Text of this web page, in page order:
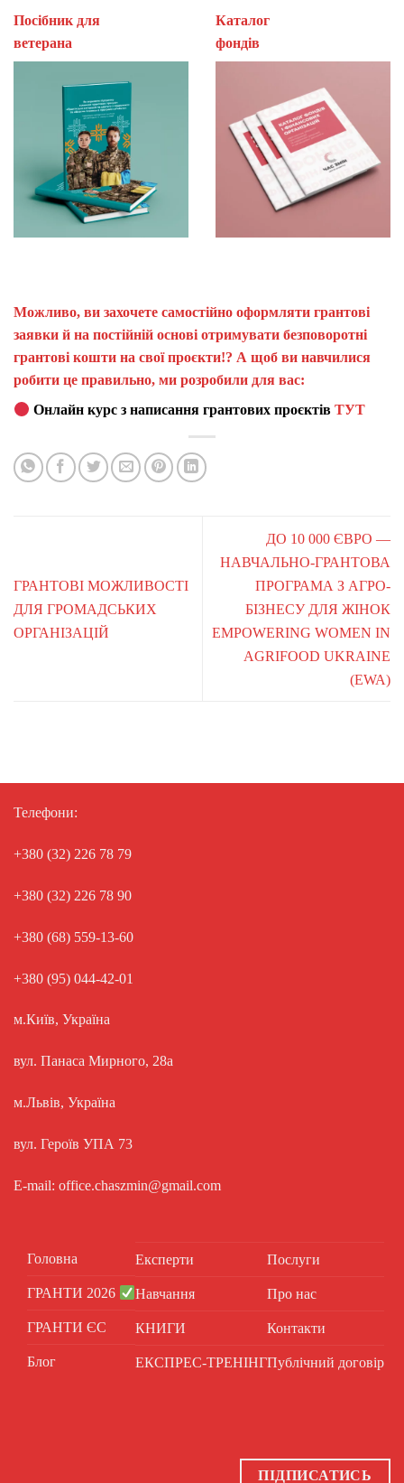
Посібник для
ветерана
Каталог
Можливо, ви захочете самостійно оформляти грантові
заявки й на постійній основі отримувати безповоротні
грантові кошти на свої проєкти!? А щоб ви навчилися
робити це правильно, ми розробили для вас:
Онлайн курс з написання грантових проєктівТУТ
ГРАНТОВІ МОЖЛИВОСТІ
ДЛЯ ГРОМАДСЬКИХ
ОРГАНІЗАЦІЙ
ДО 10 000 ЄВРО —
НАВЧАЛЬНО-ГРАНТОВА
ПРОГРАМА З АГРО-
БІЗНЕСУ ДЛЯ ЖІНОК
EMPOWERING WOMEN IN
AGRIFOOD UKRAINE
(EWA)
Телефони:
+380 (32) 226 78 79
+380 (32) 226 78 90
+380 (68) 559-13-60
+380 (95) 044-42-01
м.Київ, Україна
вул. Панаса Мирного, 28а
м.Львів, Україна
вул. Героїв УПА 73
E-mail: office.chaszmin@gmail.com
Головна
ГРАНТИ 2026
ГРАНТИ ЄС
Блог
Експерти
Навчання
КНИГИ
ЕКСПРЕС-ТРЕНІНГ
Послуги
Про нас
Контакти
Публічний договір
ПІДПИСАТИСЬ